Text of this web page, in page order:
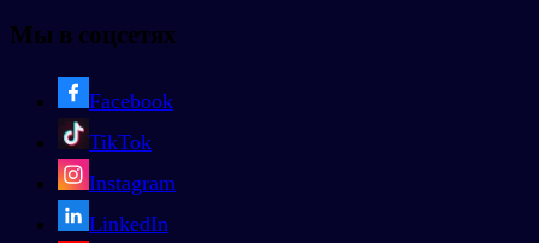
Мы в соцсетях
Facebook
TikTok
Instagram
LinkedIn